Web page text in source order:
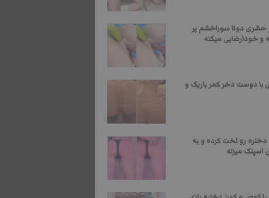
حشری دوتا سوراخشم پر
و خودارضایی میکنه
دوست دخر کمر باریک و
دختره رو لخت کرده و به
اسپنک میزنه